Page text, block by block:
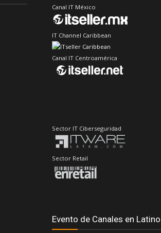
Canal IT México
IT Channel Caribbean
Canal IT Centroamérica
Sector IT Ciberseguridad
Sector Retail
Evento de Canales en